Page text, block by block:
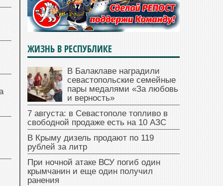
ЖИЗНЬ В РЕСПУБЛИКЕ
В Балаклаве наградили
севастопольские семейные
пары медалями «За любовь
и верность»
7 августа: в Севастополе топливо в
свободной продаже есть на 10 АЗС
В Крыму дизель продают по 119
рублей за литр
При ночной атаке ВСУ погиб один
крымчанин и еще один получил
ранения